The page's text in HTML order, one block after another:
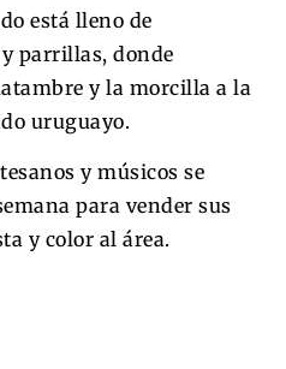
está lleno de
parrillas, donde
y la morcilla a la
uruguayo.
y músicos se
para vender sus
y color al área.